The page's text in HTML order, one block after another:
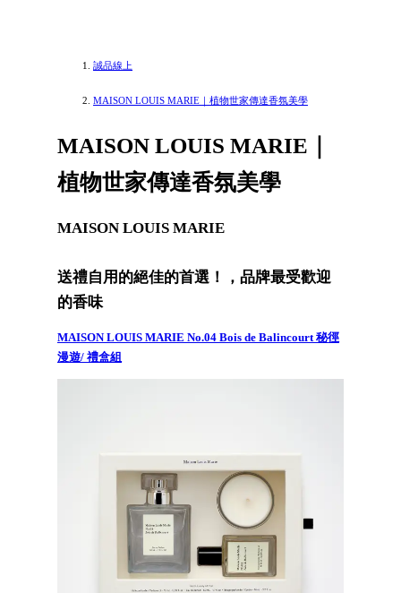
誠品線上
MAISON LOUIS MARIE｜植物世家傳達香氛美學
MAISON LOUIS MARIE｜
植物世家傳達香氛美學
MAISON LOUIS MARIE
送禮自用的絕佳的首選！，品牌最受歡迎
的香味
MAISON LOUIS MARIE No.04 Bois de Balincourt 秘徑
漫遊/ 禮盒組